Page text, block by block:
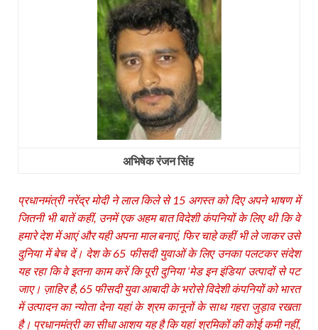
अभिषेक रंजन सिंह
प्रधानमंत्री नरेंद्र मोदी ने लाल किले से 15 अगस्‍त को दिए अपने भाषण में
जितनी भी बातें कहीं, उनमें एक अहम बात विदेशी कंपनियों के लिए थी कि वे
हमारे देश में आएं और यही अपना माल बनाएं, फिर चाहे कहीं भी ले जाकर उसे
दुनिया में बेच दें। देश के 65 फीसदी युवाओं के लिए उनका पलटकर संदेश
यह रहा कि वे इतना काम करें कि पूरी दुनिया ‘मेड इन इंडिया’ उत्‍पादों से पट
जाए। ज़ाहिर है, 65 फीसदी युवा आबादी के भरोसे विदेशी कंपनियों को भारत
में उत्‍पादन का न्‍योता देना यहां के श्रम कानूनों के साथ गहरा जुड़ाव रखता
है। प्रधानमंत्री का सीधा आशय यह है कि यहां श्रमिकों की कोई कमी नहीं,